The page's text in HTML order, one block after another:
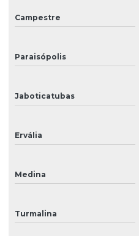
Campestre
Paraisópolis
Jaboticatubas
Ervália
Medina
Turmalina